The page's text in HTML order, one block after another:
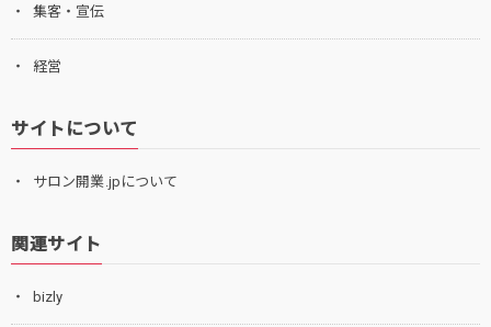
集客・宣伝
経営
サイトについて
サロン開業.jpについて
関連サイト
bizly